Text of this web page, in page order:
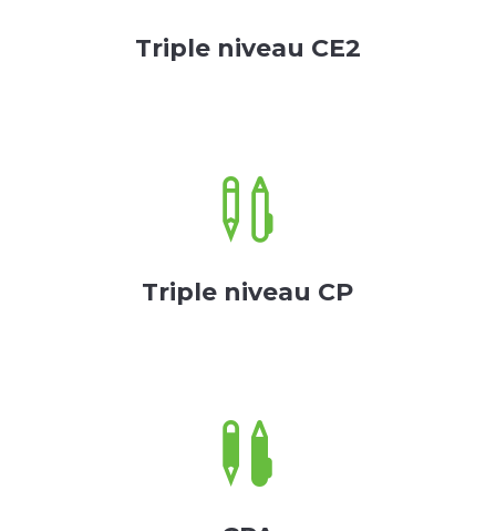
Triple niveau CE2

Triple niveau CP
